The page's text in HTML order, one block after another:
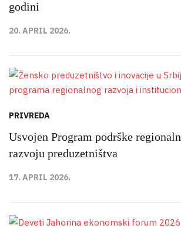
godini
20. APRIL 2026.
PRIVREDA
Usvojen Program podrške
razvoju preduzetništva
17. APRIL 2026.